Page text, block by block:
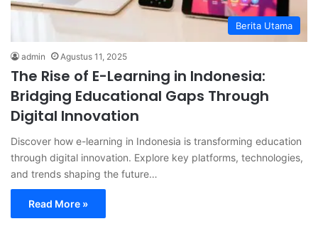
Berita Utama
admin Agustus 11, 2025
The Rise of E-Learning in Indonesia:
Bridging Educational Gaps Through
Digital Innovation
Discover how e-learning in Indonesia is transforming education
through digital innovation. Explore key platforms, technologies,
and trends shaping the future…
Read More »